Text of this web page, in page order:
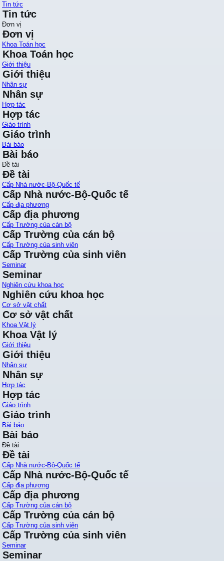
Tin tức
Tin tức
Đơn vị
Đơn vị
Khoa Toán học
Khoa Toán học
Giới thiệu
Giới thiệu
Nhân sự
Nhân sự
Hợp tác
Hợp tác
Giáo trình
Giáo trình
Bài báo
Bài báo
Đề tài
Đề tài
Cấp Nhà nước-Bộ-Quốc tế
Cấp Nhà nước-Bộ-Quốc tế
Cấp địa phương
Cấp địa phương
Cấp Trường của cán bộ
Cấp Trường của cán bộ
Cấp Trường của sinh viên
Cấp Trường của sinh viên
Seminar
Seminar
Nghiên cứu khoa học
Nghiên cứu khoa học
Cơ sở vật chất
Cơ sở vật chất
Khoa Vật lý
Khoa Vật lý
Giới thiệu
Giới thiệu
Nhân sự
Nhân sự
Hợp tác
Hợp tác
Giáo trình
Giáo trình
Bài báo
Bài báo
Đề tài
Đề tài
Cấp Nhà nước-Bộ-Quốc tế
Cấp Nhà nước-Bộ-Quốc tế
Cấp địa phương
Cấp địa phương
Cấp Trường của cán bộ
Cấp Trường của cán bộ
Cấp Trường của sinh viên
Cấp Trường của sinh viên
Seminar
Seminar